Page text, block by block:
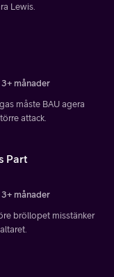
Lewis.
månader
måste BAU agera
attack.
Part
månader
bröllopet misstänker